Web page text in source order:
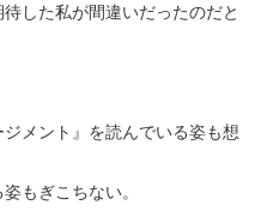
した私が間違いだったのだと
メント』を読んでいる姿も想
もぎこちない。